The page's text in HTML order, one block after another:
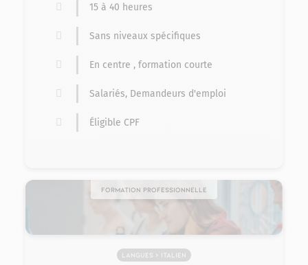
15 à 40 heures
Sans niveaux spécifiques
En centre , formation courte
Salariés, Demandeurs d'emploi
Éligible CPF
Formation professionnelle
Langues > Italien